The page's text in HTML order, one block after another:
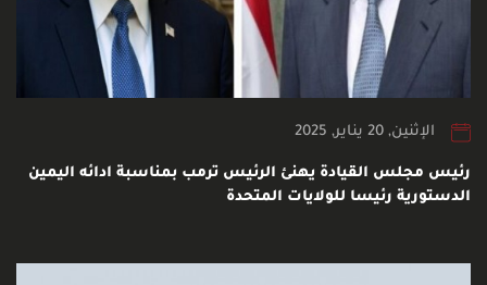
الإثنين, 20 يناير, 2025
رئيس مجلس القيادة يهنئ الرئيس ترمب بمناسبة ادائه اليمين
الدستورية رئيسا للولايات المتحدة